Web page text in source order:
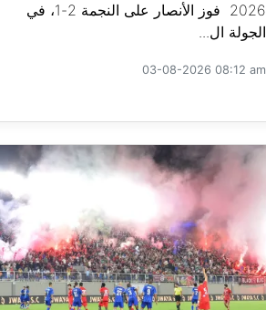
2026 فوز الأنصار على النجمة 2-1، في
الجولة ال...
03-08-2026 08:12 am